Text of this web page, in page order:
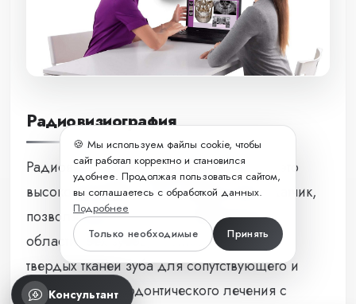
Радиовизиография
РадиовизиографClearVision(США) – это
высокочувствительный внутриротовой датчик,
позволяющий получить изображение в
области трёх зубов, костного рисунка и
твердых тканей зуба для сопутствующего и
финишного эндодонтического лечения с
🍪 Мы используем файлы cookie, чтобы
сайт работал корректно и становился
удобнее. Продолжая пользоваться сайтом,
вы соглашаетесь с обработкой данных.
Подробнее
Только необходимые
Принять
Консультант